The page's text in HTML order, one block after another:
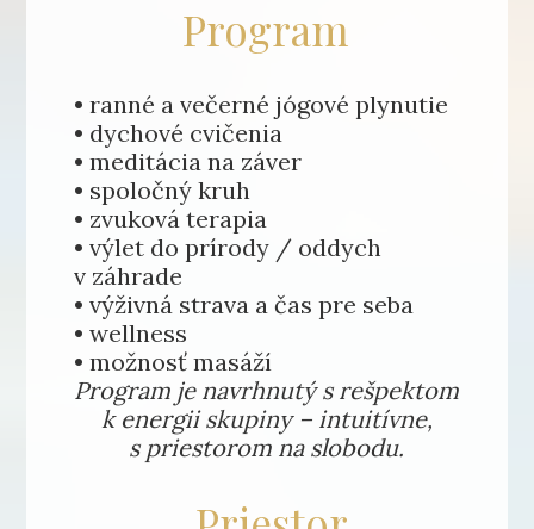
Program
• ranné a večerné jógové plynutie
• dychové cvičenia
• meditácia na záver
• spoločný kruh
• zvuková terapia
• výlet do prírody / oddych
v záhrade
• výživná strava a čas pre seba
• wellness
• možnosť masáží
Program je navrhnutý s rešpektom
k energii skupiny – intuitívne,
s priestorom na slobodu.